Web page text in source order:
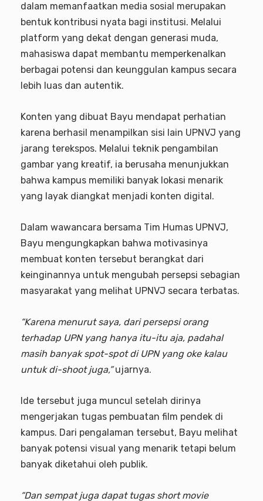
dalam memanfaatkan media sosial merupakan
bentuk kontribusi nyata bagi institusi. Melalui
platform yang dekat dengan generasi muda,
mahasiswa dapat membantu memperkenalkan
berbagai potensi dan keunggulan kampus secara
lebih luas dan autentik.
Konten yang dibuat Bayu mendapat perhatian
karena berhasil menampilkan sisi lain UPNVJ yang
jarang terekspos. Melalui teknik pengambilan
gambar yang kreatif, ia berusaha menunjukkan
bahwa kampus memiliki banyak lokasi menarik
yang layak diangkat menjadi konten digital.
Dalam wawancara bersama Tim Humas UPNVJ,
Bayu mengungkapkan bahwa motivasinya
membuat konten tersebut berangkat dari
keinginannya untuk mengubah persepsi sebagian
masyarakat yang melihat UPNVJ secara terbatas.
“Karena menurut saya, dari persepsi orang
terhadap UPN yang hanya itu-itu aja, padahal
masih banyak spot-spot di UPN yang oke kalau
untuk di-shoot juga,”ujarnya.
Ide tersebut juga muncul setelah dirinya
mengerjakan tugas pembuatan film pendek di
kampus. Dari pengalaman tersebut, Bayu melihat
banyak potensi visual yang menarik tetapi belum
banyak diketahui oleh publik.
“Dan sempat juga dapat tugas short movie